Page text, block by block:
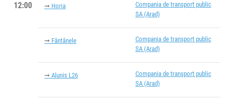
12:00
Compania de transport public
SA (Arad)
Horia
Compania de transport public
SA (Arad)
Fântânele
Compania de transport public
SA (Arad)
Alunis L26